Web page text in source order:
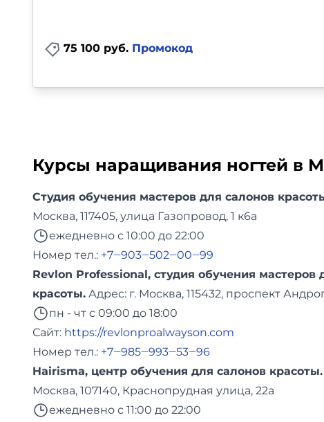
75 100 руб. Промокод
Курсы наращивания ногтей в
Студия обучения мастеров для салонов
Москва, 117405, улица Газопровод, 1 к6а
ежедневно с 10:00 до 22:00
Номер тел.: +7‒903‒502‒00‒99
Revlon Professional, студия обучения мастеров
красоты. Адреc: г. Москва, 115432, проспект
пн - чт с 09:00 до 18:00
Сайт: https://revlonproalwayson.com
Номер тел.: +7‒985‒993‒53‒96
Hairisma, центр обучения для салонов красоты.
Москва, 107140, Краснопрудная улица, 22а
ежедневно с 11:00 до 22:00